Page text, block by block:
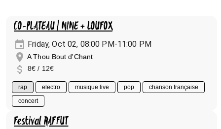
CO-PLATEAU | NINE + LOUFOX
Friday, Oct 02, 08:00 PM-11:00 PM
A Thou Bout d'Chant
8€ / 12€
rap electro musique live pop
chanson française
concert
Festival RAFFUT